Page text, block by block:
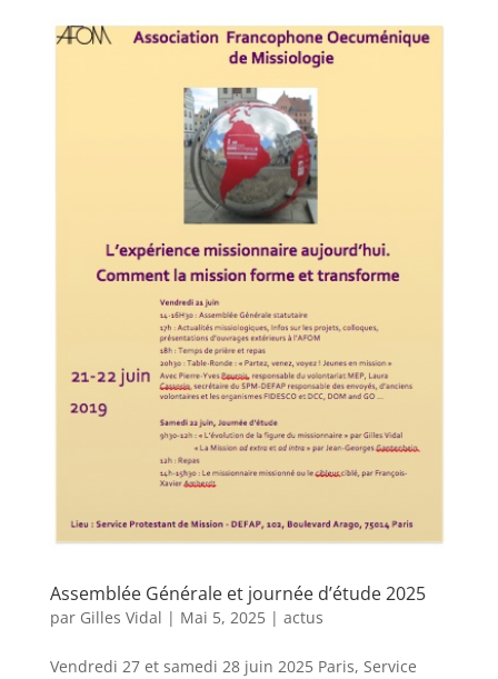
Assemblée Générale et journée d’étude 2025
par Gilles Vidal | Mai 5, 2025| actus
Vendredi 27 et samedi 28 juin 2025 Paris, Service